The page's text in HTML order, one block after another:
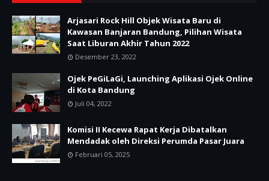
Arjasari Rock Hill Objek Wisata Baru di
Kawasan Banjaran Bandung, Pilihan Wisata
Saat Liburan Akhir Tahun 2022
Desember 23, 2022
Ojek PeGiLaGi, Launching Aplikasi Ojek Online
di Kota Bandung
Juli 04, 2022
Komisi II Kecewa Rapat Kerja Dibatalkan
Mendadak oleh Direksi Perumda Pasar Juara
Februari 05, 2025